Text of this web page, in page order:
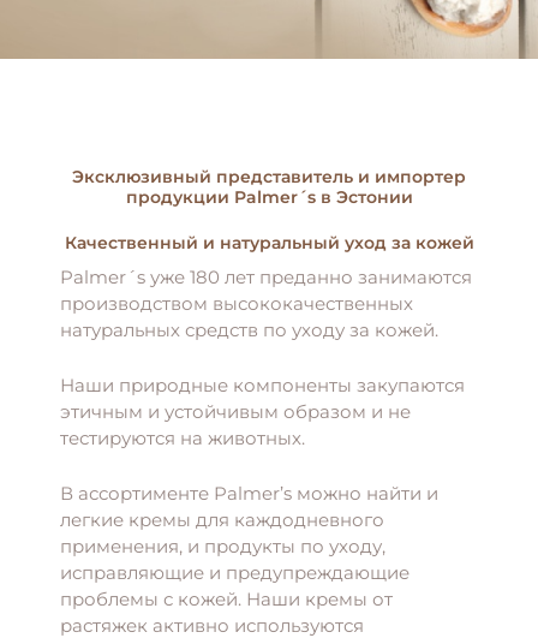
Эксклюзивный представитель и импортер
продукции Palmer´s в Эстонии
Качественный и натуральный уход за кожей
Palmer´s уже 180 лет преданно занимаются
производством высококачественных
натуральных средств по уходу за кожей.
Наши природные компоненты закупаются
этичным и устойчивым образом и не
тестируются на животных.
В ассортименте Palmer’s можно найти и
легкие кремы для каждодневного
применения, и продукты по уходу,
исправляющие и предупреждающие
проблемы с кожей. Наши кремы от
растяжек активно используются